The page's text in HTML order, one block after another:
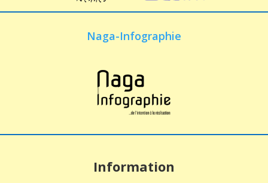
Naga-Infographie
Information